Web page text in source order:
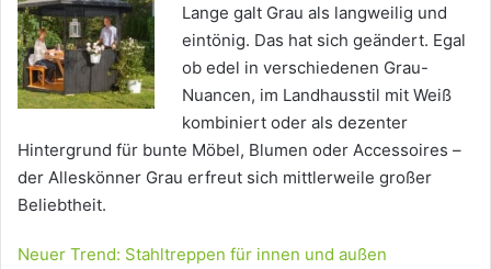
Lange galt Grau als langweilig und
eintönig. Das hat sich geändert. Egal
ob edel in verschiedenen Grau-
Nuancen, im Landhausstil mit Weiß
kombiniert oder als dezenter
Hintergrund für bunte Möbel, Blumen oder Accessoires –
der Alleskönner Grau erfreut sich mittlerweile großer
Beliebtheit.
Neuer Trend: Stahltreppen für innen und außen